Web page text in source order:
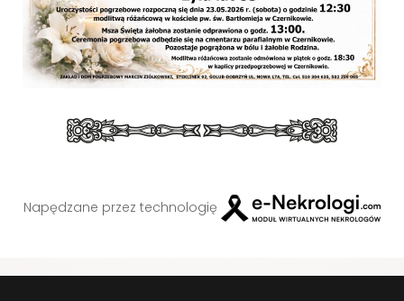
Napędzane przez technologię